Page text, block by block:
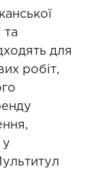
та
для
робіт,
у